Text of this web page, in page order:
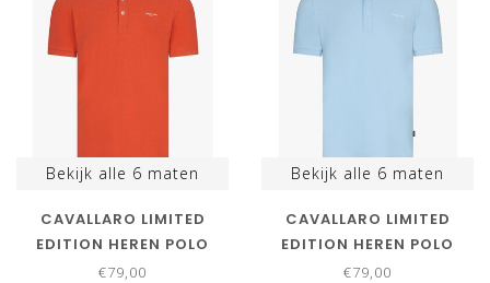
Bekijk alle 6 maten
CAVALLARO LIMITED
EDITION HEREN POLO
TERRACOTTA KATOEN
€79,00
Bekijk alle 6 maten
CAVALLARO LIMITED
EDITION HEREN POLO
LIGHT BLUE KATOEN
€79,00